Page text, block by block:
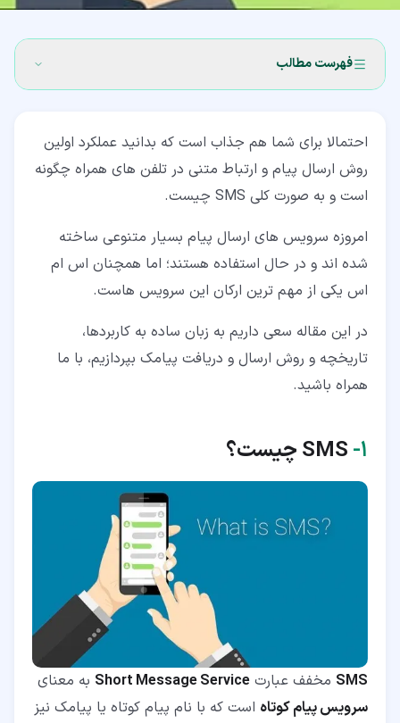
فهرست مطالب
۳‏- SMS چگونه کار می کند؟
۴‏-‏۱‏- پیامک P2P یا P2P SMS
۴‏-‏۲‏- پیام کوتاه A2P یا A2P SMS
۴‏-‏۳‏- فراپیام (MMS)
۴‏-‏۴‏- Short Code ها
deliverability)
احتمالا برای شما هم جذاب است که بدانید عملکرد اولین
روش ارسال پیام و ارتباط متنی در تلفن های همراه چگونه
است و به صورت کلی SMS چیست.
امروزه سرویس های ارسال پیام بسیار متنوعی ساخته
شده اند و در حال استفاده هستند؛ اما همچنان اس ام
اس یکی از مهم ترین ارکان این سرویس هاست.
در این مقاله سعی داریم به زبان ساده به کاربردها،
تاریخچه و روش ارسال و دریافت پیامک بپردازیم، با ما
همراه باشید.
۱‏- SMSچیست؟
SMS مخفف عبارت Short Message Service به معنای
سرویس پیام کوتاه است که با نام پیام کوتاه یا پیامک نیز